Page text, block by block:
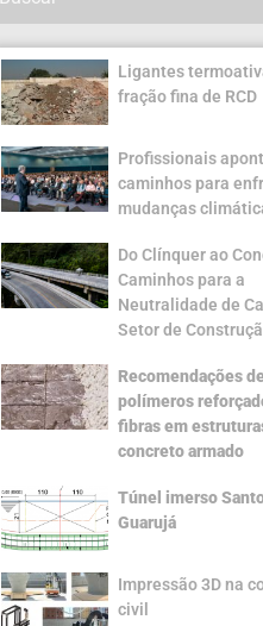
Ligantes
fração fina de RCD
Profissionais
caminhos para
mudanças
Do Clínquer ao
Caminhos para a
Neutralidade de
Setor de
Recomendações
polímeros
fibras em
concreto armado
Túnel imerso
Guarujá
Impressão 3D na
civil